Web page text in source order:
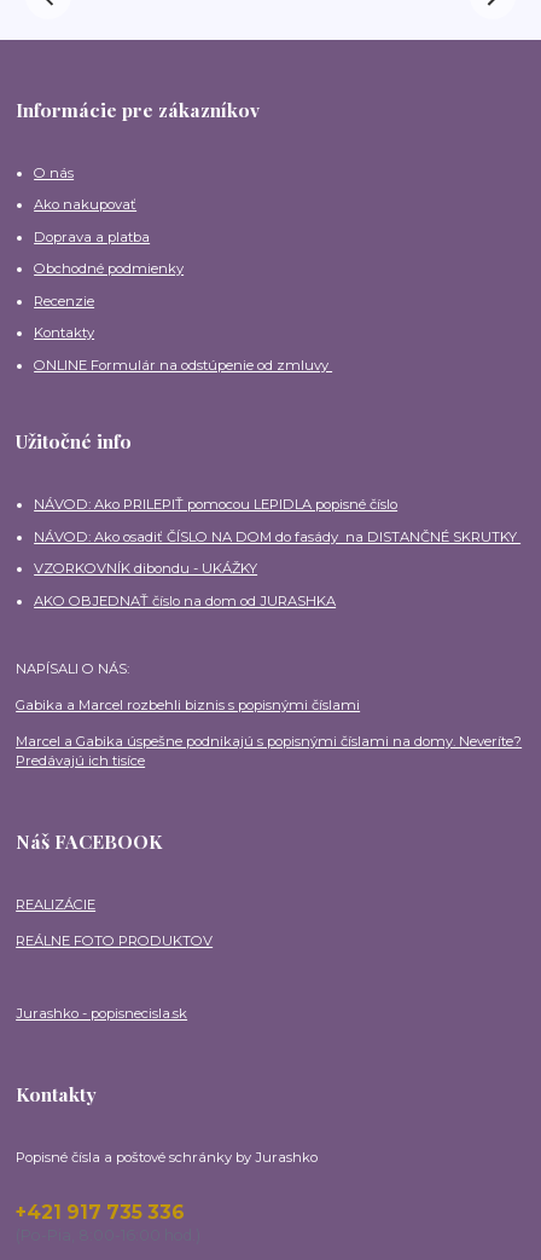
Informácie pre zákazníkov
O nás
Ako nakupovať
Doprava a platba
Obchodné podmienky
Recenzie
Kontakty
ONLINE Formulár na odstúpenie od zmluvy
Užitočné info
NÁVOD: Ako PRILEPIŤ pomocou LEPIDLA popisné číslo
NÁVOD: Ako osadiť ČÍSLO NA DOM do fasády na DISTANČNÉ SKRUTKY
VZORKOVNÍK dibondu - UKÁŽKY
AKO OBJEDNAŤ číslo na dom od JURASHKA
NAPÍSALI O NÁS:
Gabika a Marcel rozbehli biznis s popisnými číslami
Marcel a Gabika úspešne podnikajú s popisnými číslami na domy. Neveríte?
Predávajú ich tisíce
Náš FACEBOOK
REALIZÁCIE
REÁLNE FOTO PRODUKTOV
Jurashko - popisnecisla.sk
Kontakty
Popisné čísla a poštové schránky by Jurashko
+421 917 735 336